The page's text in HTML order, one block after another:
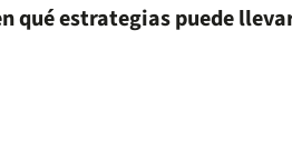
qué estrategias puede